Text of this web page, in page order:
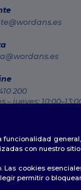
200
– jueves:
con nuestro
cookies
permitir o